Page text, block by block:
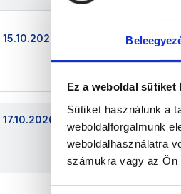
Ez a weboldal sütiket
Sütiket használunk a
weboldalforgalmunk
weboldalhasználatra
számukra vagy az Ön
15.10.2026 Budapest
17.10.2026 Budapest
ROOM
Félpanzió